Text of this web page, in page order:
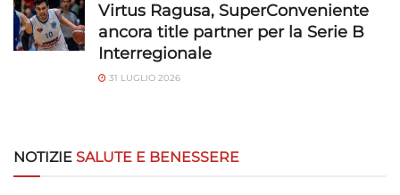
Virtus Ragusa, SuperConveniente
ancora title partner per la Serie B
Interregionale
31 LUGLIO 2026
NOTIZIE SALUTE E BENESSERE